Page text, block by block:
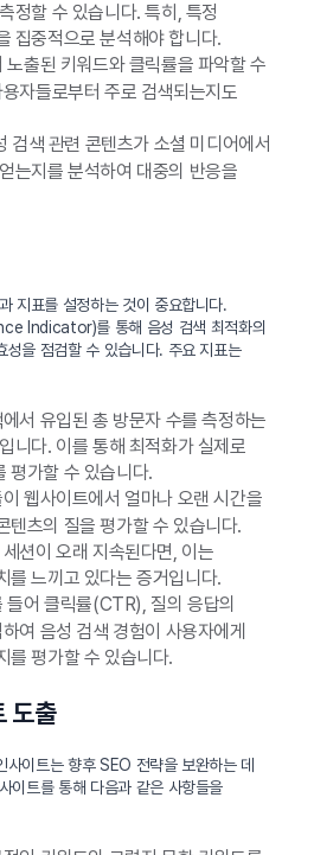
정할 수 있습니다. 특히, 특정
집중적으로 분석해야 합니다.
노출된 키워드와 클릭률을 파악할 수
자들로부터 주로 검색되는지도
검색 관련 콘텐츠가 소셜 미디어에서
는지를 분석하여 대중의 반응을
지표를 설정하는 것이 중요합니다.
Indicator)를 통해 음성 검색 최적화의
성을 점검할 수 있습니다. 주요 지표는
서 유입된 총 방문자 수를 측정하는
니다. 이를 통해 최적화가 실제로
평가할 수 있습니다.
웹사이트에서 얼마나 오랜 시간을
텐츠의 질을 평가할 수 있습니다.
션이 오래 지속된다면, 이는
를 느끼고 있다는 증거입니다.
들어 클릭률(CTR), 질의 응답의
여 음성 검색 경험이 사용자에게
를 평가할 수 있습니다.
도출
사이트는 향후 SEO 전략을 보완하는 데
이트를 통해 다음과 같은 사항들을